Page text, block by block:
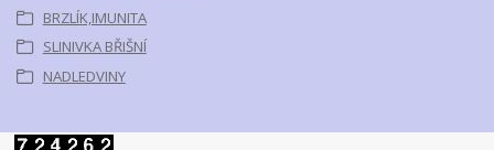
BRZLÍK,IMUNITA
SLINIVKA BŘIŠNÍ
NADLEDVINY